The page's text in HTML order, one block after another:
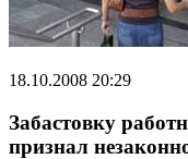
18.10.2008 20:29
Забастовку
признал